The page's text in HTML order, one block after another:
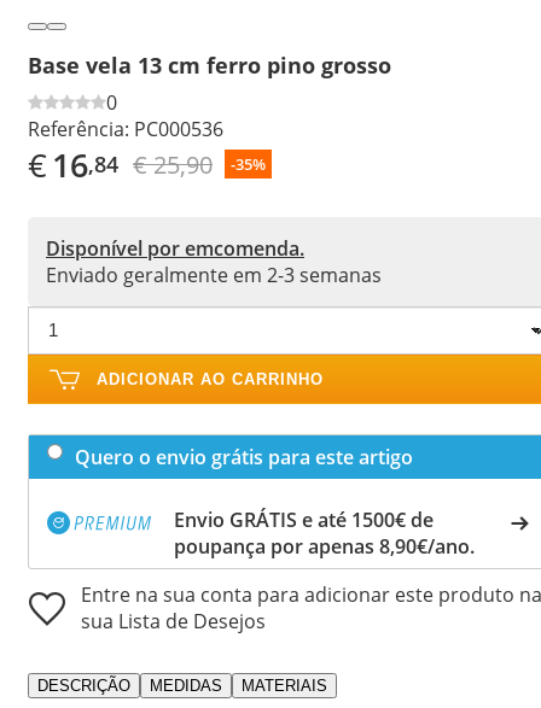
Base vela 13 cm ferro pino grosso
0
Referência: PC000536
€16,84 € 25,90 -35%
Disponível por emcomenda.
Enviado geralmente em 2-3 semanas
ADICIONAR AO CARRINHO
Quero o envio grátis para este artigo
Envio GRÁTIS e até 1500€ de
poupança por apenas 8,90€/ano.
Entre na sua conta para adicionar este produto na
sua Lista de Desejos
DESCRIÇÃO MEDIDAS MATERIAIS